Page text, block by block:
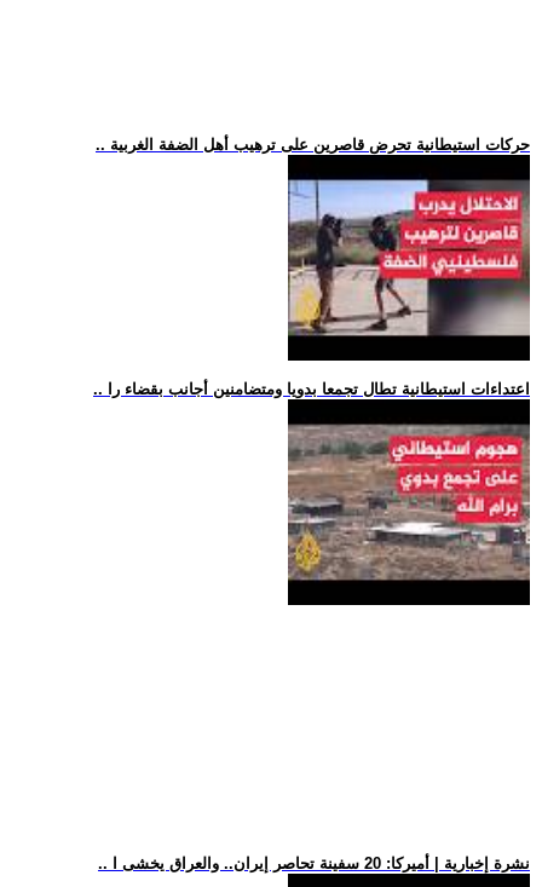
.. حركات استيطانية تحرض قاصرين على ترهيب أهل الضفة الغربية
.. اعتداءات استيطانية تطال تجمعا بدويا ومتضامنين أجانب بقضاء را
.. نشرة إخبارية | أميركا: 20 سفينة تحاصر إيران.. والعراق يخشى ا